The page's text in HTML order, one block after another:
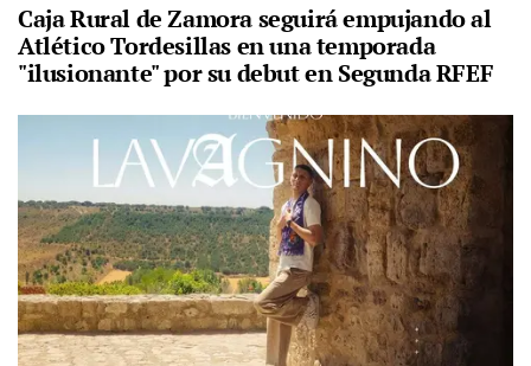
Caja Rural de Zamora seguirá empujando al
Atlético Tordesillas en una temporada
"ilusionante" por su debut en Segunda RFEF